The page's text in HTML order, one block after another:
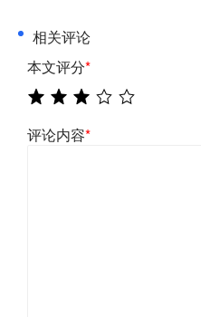
相关评论
本文评分*
评论内容*